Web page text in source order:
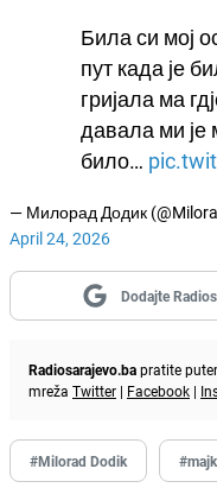
Била си мој
пут када је
гријала ма
давала ми је
било…
— Милорад Додик
April 24, 2026
Dodajte
Radiosarajevo.bapratite
mreža Twitter | Facebook |
#Milorad Dodik